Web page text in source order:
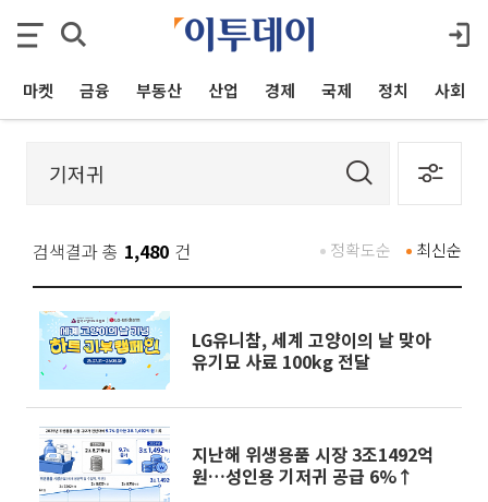
마켓 금융 부동산 산업 경제 국제 정치 사회
검색결과 총 1,480 건 최신순
정확도순
LG유니참, 세계 고양이의 날 맞아
유기묘 사료 100kg 전달
지난해 위생용품 시장 3조1492억
원…성인용 기저귀 공급 6%↑